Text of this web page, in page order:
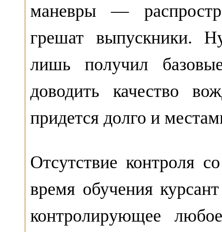
маневры —
грешат выпускники.
лишь получил
доводить качество
придется долго и
Отсутствие контроля
время обучения
контролирующее